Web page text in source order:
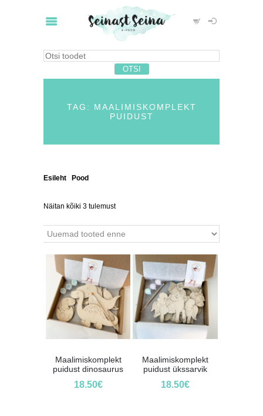
TAG: MAALIMISKOMPLEKT
PUIDUST
Esileht Pood
Näitan kõiki 3 tulemust
Maalimiskomplekt
puidust dinosaurus
18.50€
Maalimiskomplekt
puidust ükssarvik
18.50€